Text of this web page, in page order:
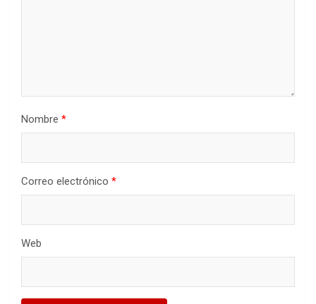
Nombre *
Correo electrónico *
Web